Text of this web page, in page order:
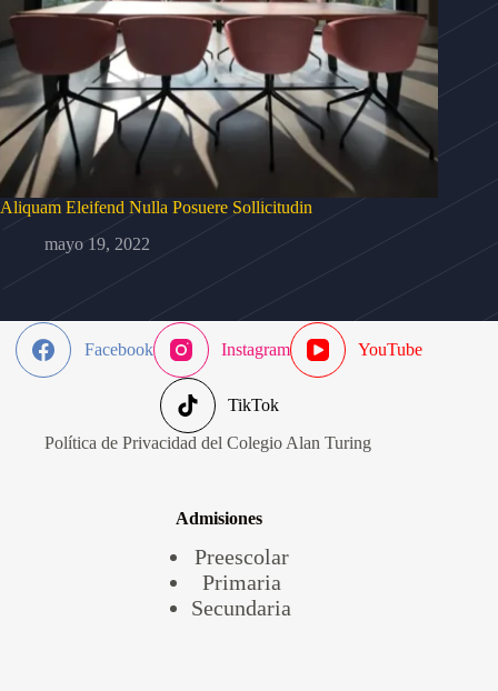
Aliquam Eleifend Nulla Posuere Sollicitudin
mayo 19, 2022
Facebook Instagram YouTube
TikTok
Política de Privacidad del Colegio Alan Turing
Admisiones
Preescolar
Primaria
Secundaria